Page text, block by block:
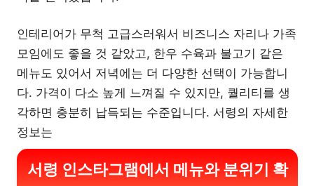
인테리어가 무척 고급스러워서 비즈니스 자리나 가족
모임에도 좋을 것 같았고, 한우 수육과 불고기 같은
메뉴도 있어서 저녁에는 더 다양한 선택이 가능합니
다. 가격이 다소 높게 느껴질 수 있지만, 퀄리티를 생
각하면 충분히 납득되는 수준입니다. 서령의 자세한
정보는
서령 인스타그램에서 메뉴와 분위기 확